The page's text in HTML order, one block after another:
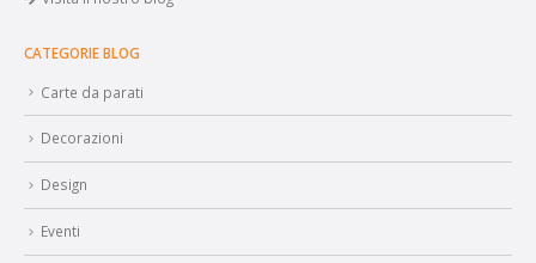
CATEGORIE BLOG
Carte da parati
Decorazioni
Design
Eventi